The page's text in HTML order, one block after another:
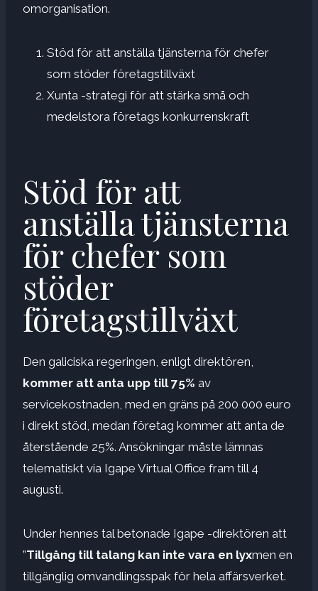
omorganisation.
Stöd för att anställa tjänsterna för chefer
som stöder företagstillväxt
Xunta -strategi för att stärka små och
medelstora företags konkurrenskraft
Stöd för att
anställa tjänsterna
för chefer som
stöder
företagstillväxt
Den galiciska regeringen, enligt direktören,
kommer att anta upp till 75% av
servicekostnaden, med en gräns på 200 000 euro
i direkt stöd, medan företag kommer att anta de
återstående 25%. Ansökningar måste lämnas
telematiskt via Igape Virtual Office fram till 4
augusti.
Under hennes tal betonade Igape -direktören att
”Tillgång till talang kan inte vara en lyxmen en
tillgänglig omvandlingsspak för hela affärsverket.